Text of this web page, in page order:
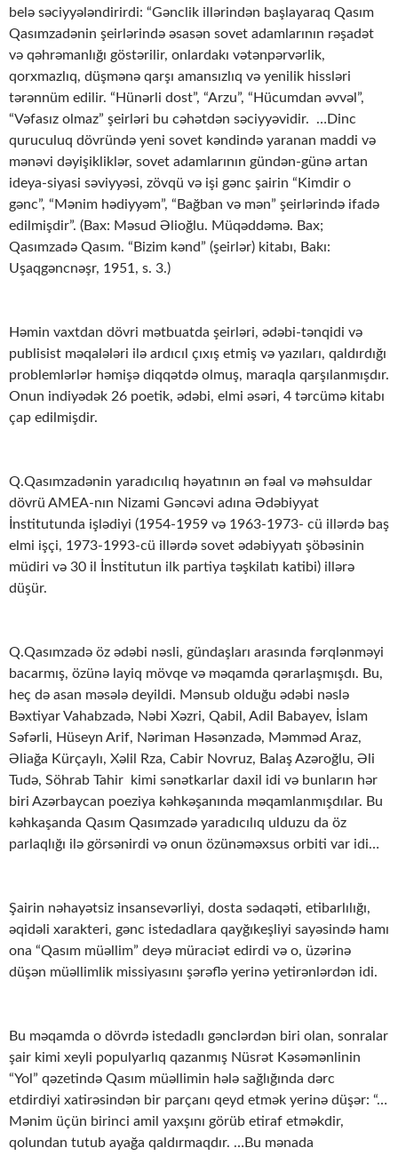
belə səciyyələndirirdi: “Gənclik illərindən başlayaraq Qasım
Qasımzadənin şeirlərində əsasən sovet adamlarının rəşadət
və qəhrəmanlığı göstərilir, onlardakı vətənpərvərlik,
qorxmazlıq, düşmənə qarşı amansızlıq və yenilik hissləri
tərənnüm edilir. “Hünərli dost”, “Arzu”, “Hücumdan əvvəl”,
“Vəfasız olmaz” şeirləri bu cəhətdən səciyyəvidir. …Dinc
quruculuq dövründə yeni sovet kəndində yaranan maddi və
mənəvi dəyişikliklər, sovet adamlarının gündən-günə artan
ideya-siyasi səviyyəsi, zövqü və işi gənc şairin “Kimdir o
gənc”, “Mənim hədiyyəm”, “Bağban və mən” şeirlərində ifadə
edilmişdir”. (Bax: Məsud Əlioğlu. Müqəddəmə. Bax;
Qasımzadə Qasım. “Bizim kənd” (şeirlər) kitabı, Bakı:
Uşaqgəncnəşr, 1951, s. 3.)
Həmin vaxtdan dövri mətbuatda şeirləri, ədəbi-tənqidi və
publisist məqalələri ilə ardıcıl çıxış etmiş və yazıları, qaldırdığı
problemlərlər həmişə diqqətdə olmuş, maraqla qarşılanmışdır.
Onun indiyədək 26 poetik, ədəbi, elmi əsəri, 4 tərcümə kitabı
çap edilmişdir.
Q.Qasımzadənin yaradıcılıq həyatının ən fəal və məhsuldar
dövrü AMEA-nın Nizami Gəncəvi adına Ədəbiyyat
İnstitutunda işlədiyi (1954-1959 və 1963-1973- cü illərdə baş
elmi işçi, 1973-1993-cü illərdə sovet ədəbiyyatı şöbəsinin
müdiri və 30 il İnstitutun ilk partiya təşkilatı katibi) illərə
düşür.
Q.Qasımzadə öz ədəbi nəsli, gündaşları arasında fərqlənməyi
bacarmış, özünə layiq mövqe və məqamda qərarlaşmışdı. Bu,
heç də asan məsələ deyildi. Mənsub olduğu ədəbi nəslə
Bəxtiyar Vahabzadə, Nəbi Xəzri, Qabil, Adil Babayev, İslam
Səfərli, Hüseyn Arif, Nəriman Həsənzadə, Məmməd Araz,
Əliağa Kürçaylı, Xəlil Rza, Cabir Novruz, Balaş Azəroğlu, Əli
Tudə, Söhrab Tahir kimi sənətkarlar daxil idi və bunların hər
biri Azərbaycan poeziya kəhkəşanında məqamlanmışdılar. Bu
kəhkaşanda Qasım Qasımzadə yaradıcılıq ulduzu da öz
parlaqlığı ilə görsənirdi və onun özünəməxsus orbiti var idi…
Şairin nəhayətsiz insansevərliyi, dosta sədaqəti, etibarlılığı,
əqidəli xarakteri, gənc istedadlara qayğıkeşliyi sayəsində hamı
ona “Qasım müəllim” deyə müraciət edirdi və o, üzərinə
düşən müəllimlik missiyasını şərəflə yerinə yetirənlərdən idi.
Bu məqamda o dövrdə istedadlı gənclərdən biri olan, sonralar
şair kimi xeyli populyarlıq qazanmış Nüsrət Kəsəmənlinin
“Yol” qəzetində Qasım müəllimin hələ sağlığında dərc
etdirdiyi xatirəsindən bir parçanı qeyd etmək yerinə düşər: “…
Mənim üçün birinci amil yaxşını görüb etiraf etməkdir,
qolundan tutub ayağa qaldırmaqdır. …Bu mənada